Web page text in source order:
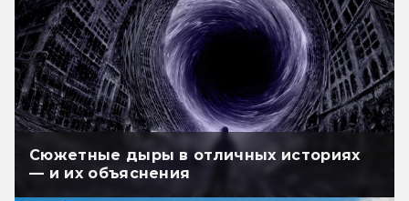
Сюжетные дыры в отличных историях
— и их объяснения